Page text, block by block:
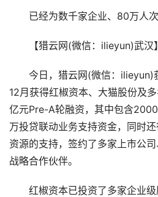
已经为数千家企业、80万人次
【猎云网(微信：ilieyun)武汉
今日，猎云网(微信：ilieyun)
12月获得红椒资本、大猫股份及
亿元Pre-A轮融资，其中包含
万投贷联动业务支持资金，同时
资源的支持，签约了多家上市公
战略合作伙伴。
红椒资本已投资了多家企业级